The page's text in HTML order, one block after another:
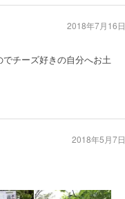
チーズ好きの自分へお土
2018年7月16日
2018年5月7日